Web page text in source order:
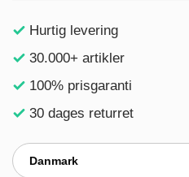
Hurtig levering
30.000+ artikler
100% prisgaranti
30 dages returret
Danmark